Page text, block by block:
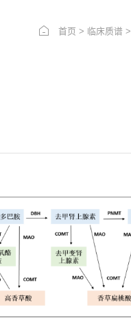
首页 > 临床质谱>